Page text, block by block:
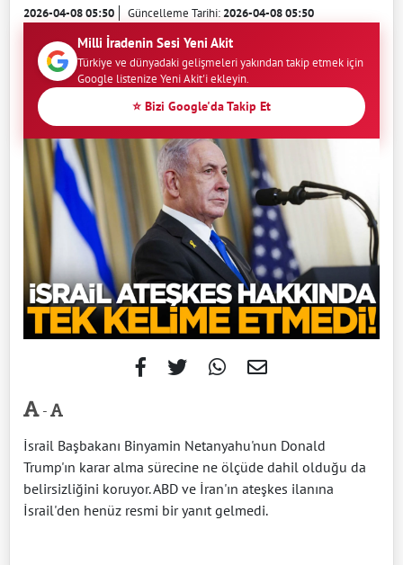
2026-04-08 05:50 Güncelleme Tarihi:2026-04-08 05:50
Milli İradenin Sesi Yeni Akit
Türkiye ve dünyadaki gelişmeleri yakından takip etmek için
Google listenize Yeni Akit'i ekleyin.
⭐ Bizi Google'da Takip Et
-
İsrail Başbakanı Binyamin Netanyahu'nun Donald
Trump'ın karar alma sürecine ne ölçüde dahil olduğu da
belirsizliğini koruyor. ABD ve İran'ın ateşkes ilanına
İsrail'den henüz resmi bir yanıt gelmedi.